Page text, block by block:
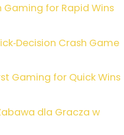
Gaming for Rapid Wins
Crash Game
Gaming for Quick Wins
dla Gracza w